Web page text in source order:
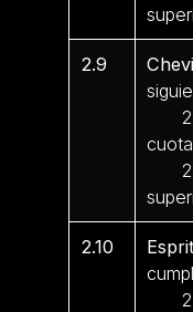
2.9
2.10